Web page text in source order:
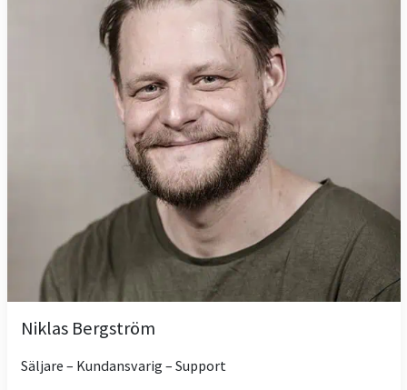
Niklas Bergström
Säljare – Kundansvarig – Support